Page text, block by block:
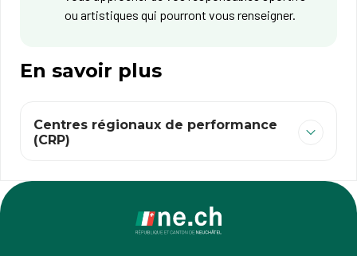
ou artistiques qui pourront vous renseigner.
En savoir plus
Centres régionaux de performance
(CRP)